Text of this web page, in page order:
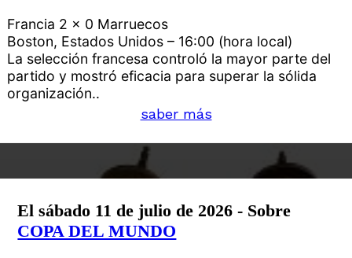
Francia 2 x 0 Marruecos
Boston, Estados Unidos – 16:00 (hora local)
La selección francesa controló la mayor parte del
partido y mostró eficacia para superar la sólida
organización..
saber más
El sábado 11 de julio de 2026 - Sobre
COPA DEL MUNDO